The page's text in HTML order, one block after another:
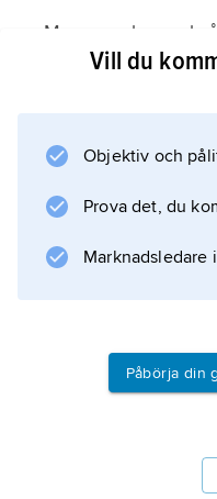
Men man kan
meningar som
Varor och
produkter
Produkter
Information
Vill du
Objektiv och
Prova det, du
Marknadsledare
Påbörja din